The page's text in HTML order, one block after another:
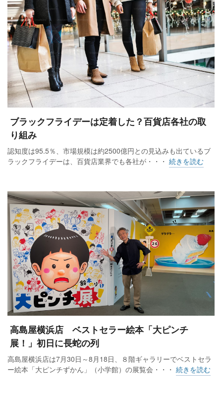
ブラックフライデーは定着した？百貨店各社の取
り組み
認知度は95.5％、市場規模は約2500億円との見込みも出ているブ
ラックフライデーは、百貨店業界でも各社が・・・ 続きを読む
高島屋横浜店 ベストセラー絵本「大ピンチ
展！」初日に長蛇の列
高島屋横浜店は7月30日～8月18日、８階ギャラリーでベストセラ
ー絵本「大ピンチずかん」（小学館）の展覧会・・・ 続きを読む